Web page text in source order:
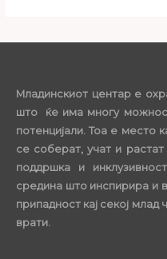
Младинскиот центар е
што ќе има многу
потенцијали. Тоа е место
се соберат, учат и
поддршка и
средина што инспирира и
припадност кај секој
врати.